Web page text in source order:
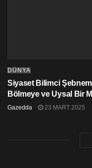
DÜNYA
Siyaset Bilimci
Bölmeye ve Uysal Bir
Gazedda 23 MART 2025